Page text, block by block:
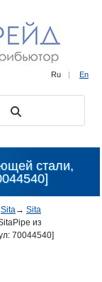
Ru | En
стали,
Sita→ Sita
из
70044540]